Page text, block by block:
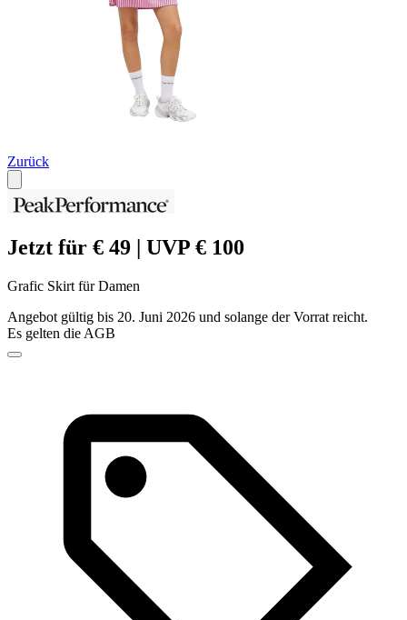
Zurück
Jetzt für € 49 | UVP € 100
Grafic Skirt für Damen
Angebot gültig bis 20. Juni 2026 und solange der Vorrat reicht.
Es gelten die AGB